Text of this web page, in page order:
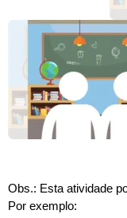
Obs.: Esta atividade
Por exemplo: